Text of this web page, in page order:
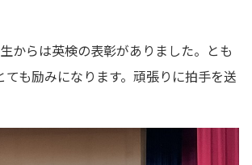
からは英検の表彰がありました。とも
ても励みになります。頑張りに拍手を送